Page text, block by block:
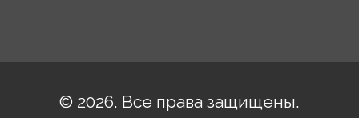
© 2026. Все права защищены.